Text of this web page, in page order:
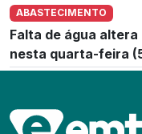
ABASTECIMENTO
Falta de água altera
nesta quarta-feira